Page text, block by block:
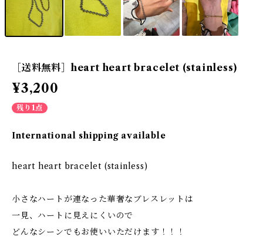
［送料無料］heart heart bracelet (stainless)
¥3,200
残り1点
International shipping available
heart heart bracelet (stainless)
小さなハートが連なった華奢なブレスレットは
一見、ハートに見えにくいので
どんなシーンでもお使いいただけます！！！